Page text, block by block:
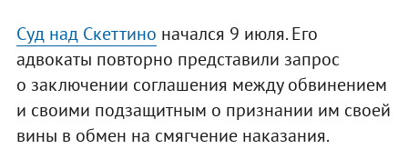
Суд над Скеттино начался 9 июля. Его
адвокаты повторно представили запрос
о заключении соглашения между обвинением
и своими подзащитным о признании им своей
вины в обмен на смягчение наказания.